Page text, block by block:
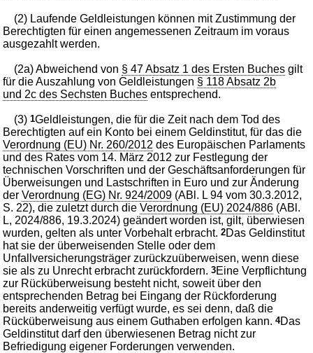
(2) Laufende Geldleistungen können mit Zustimmung der
Berechtigten für einen angemessenen Zeitraum im voraus
ausgezahlt werden.
(2a) Abweichend von § 47 Absatz 1 des Ersten Buches gilt
für die Auszahlung von Geldleistungen § 118 Absatz 2b
und 2c des Sechsten Buches entsprechend.
(3)1Geldleistungen, die für die Zeit nach dem Tod des
Berechtigten auf ein Konto bei einem Geldinstitut, für das die
Verordnung (EU) Nr. 260/2012 des Europäischen Parlaments
und des Rates vom 14. März 2012 zur Festlegung der
technischen Vorschriften und der Geschäftsanforderungen für
Überweisungen und Lastschriften in Euro und zur Änderung
derVerordnung (EG) Nr. 924/2009 (ABl. L 94 vom 30.3.2012,
S. 22), die zuletzt durch dieVerordnung (EU) 2024/886 (ABl.
L, 2024/886, 19.3.2024) geändert worden ist, gilt, überwiesen
wurden, gelten als unter Vorbehalt erbracht.2Das Geldinstitut
hat sie der überweisenden Stelle oder dem
Unfallversicherungsträger zurückzuüberweisen, wenn diese
sie als zu Unrecht erbracht zurückfordern.3Eine Verpflichtung
zur Rücküberweisung besteht nicht, soweit über den
entsprechenden Betrag bei Eingang der Rückforderung
bereits anderweitig verfügt wurde, es sei denn, daß die
Rücküberweisung aus einem Guthaben erfolgen kann.4Das
Geldinstitut darf den überwiesenen Betrag nicht zur
Befriedigung eigener Forderungen verwenden.